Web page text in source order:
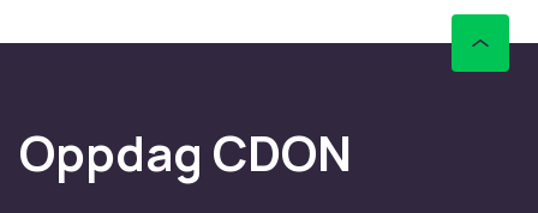
Oppdag CDON